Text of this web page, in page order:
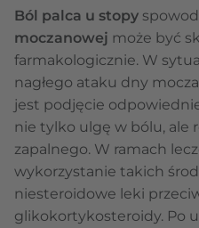
Ból palca u stopy
moczanowej może być
farmakologicznie. W
nagłego ataku dny
jest podjęcie
nie tylko ulgę w bólu, ale
zapalnego. W ramach
wykorzystanie takich
niesteroidowe leki
glikokortykosteroidy. Po